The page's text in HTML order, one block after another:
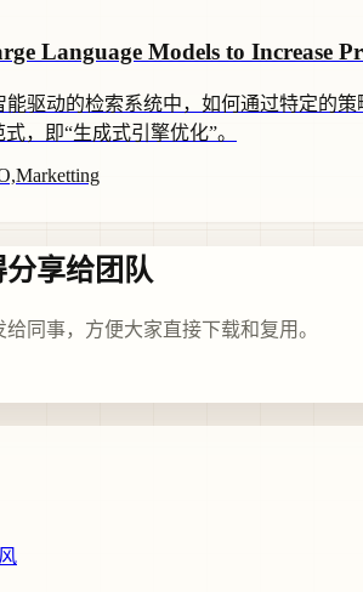
Language Models to Increase
能驱动的检索系统中，如何通过特定的
，即“生成式引擎优化”。
享给团队
同事，方便大家直接下载和复用。